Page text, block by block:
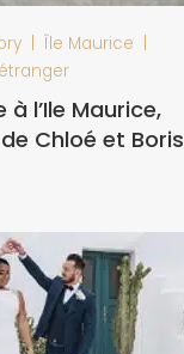
Île Maurice
à l’Ile Maurice,
Chloé et Boris